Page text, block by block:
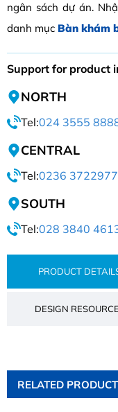
ngân sách dự án.
danh mục Bàn khám
Support for product
NORTH
Tel:024 3555
CENTRAL
Tel:0236 3722977
SOUTH
Tel:028 3840
PRODUCT
DESIGN
RELATED